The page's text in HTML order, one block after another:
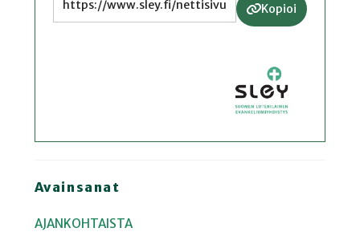
Kopioi
Avainsanat
AJANKOHTAISTA